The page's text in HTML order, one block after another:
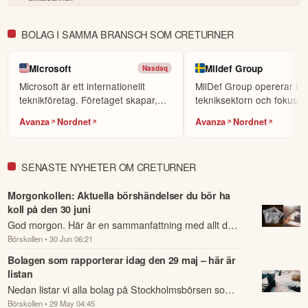
kontakta oss.
Öppna rapport (PDF)
BOLAG I SAMMA BRANSCH SOM CRETURNER
Microsoft Nasdaq
Microsoft är ett internationellt
teknikföretag. Företaget skapar,
Avanza Nordnet
Mildef Group
MilDef Group opererar
tekniksektorn och
Avanza Nordnet
SENASTE NYHETER OM CRETURNER
Morgonkollen: Aktuella börshändelser du bör ha
koll på den 30 juni
God morgon. Här är en sammanfattning med allt du
behöver veta om nattens händelser och kommande
dagens viktigaste händelser på börsen.
Börskollen • 30 Jun 06:21
Bolagen som rapporterar idag den 29 maj – här är
listan
Nedan listar vi alla bolag på Stockholmsbörsen som
Börskollen • 29 May 04:45